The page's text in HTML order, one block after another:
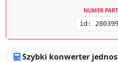
NUMER
id:
Szybki konwerter